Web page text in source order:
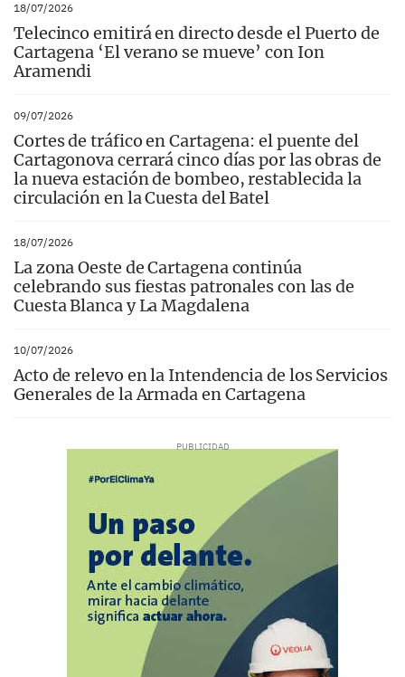
18/07/2026
Telecinco emitirá en directo desde el Puerto de
Cartagena ‘El verano se mueve’ con Ion
Aramendi
09/07/2026
Cortes de tráfico en Cartagena: el puente del
Cartagonova cerrará cinco días por las obras de
la nueva estación de bombeo, restablecida la
circulación en la Cuesta del Batel
18/07/2026
La zona Oeste de Cartagena continúa
celebrando sus fiestas patronales con las de
Cuesta Blanca y La Magdalena
10/07/2026
Acto de relevo en la Intendencia de los Servicios
Generales de la Armada en Cartagena